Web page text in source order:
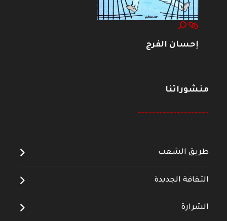
إحسان الفرج
منشوراتنا
--------------------
طريق الشعب
الثقافة الجديدة
الشرارة